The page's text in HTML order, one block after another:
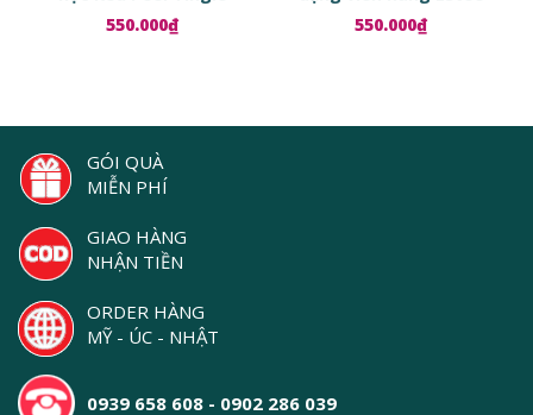
Serum
550.000₫
Lauder Advanced Night
Repair Ampoules
550.000₫
GÓI QUÀ
MIỄN PHÍ
GIAO HÀNG
NHẬN TIỀN
ORDER HÀNG
MỸ - ÚC - NHẬT
0939 658 608 - 0902 286 039